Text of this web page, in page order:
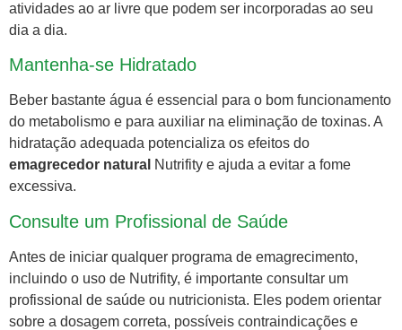
atividades ao ar livre que podem ser incorporadas ao seu
dia a dia.
Mantenha-se Hidratado
Beber bastante água é essencial para o bom funcionamento
do metabolismo e para auxiliar na eliminação de toxinas. A
hidratação adequada potencializa os efeitos do
emagrecedor natural Nutrifity e ajuda a evitar a fome
excessiva.
Consulte um Profissional de Saúde
Antes de iniciar qualquer programa de emagrecimento,
incluindo o uso de Nutrifity, é importante consultar um
profissional de saúde ou nutricionista. Eles podem orientar
sobre a dosagem correta, possíveis contraindicações e